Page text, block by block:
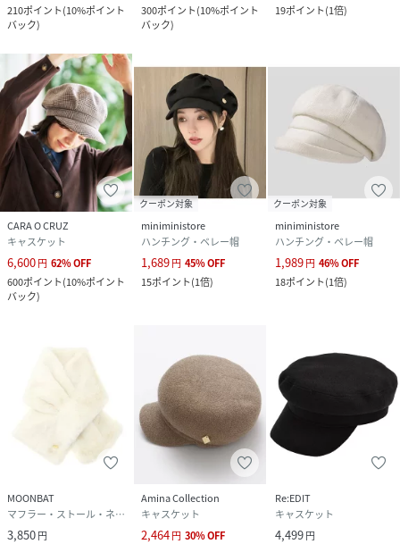
210ポイント(10%ポイント
バック)
300ポイント(10%ポイント
バック)
19ポイント(1倍)
CARA O CRUZ
キャスケット
6,600円 62%OFF
600ポイント(10%ポイント
バック)
クーポン対象
miniministore
ハンチング・ベレー帽
1,689円 45%OFF
15ポイント(1倍)
クーポン対象
miniministore
ハンチング・ベレー帽
1,989円 46%OFF
18ポイント(1倍)
MOONBAT
マフラー・ストール・ネックウォーマー
3,850円
Amina Collection
キャスケット
2,464円 30%OFF
Re:EDIT
キャスケット
4,499円